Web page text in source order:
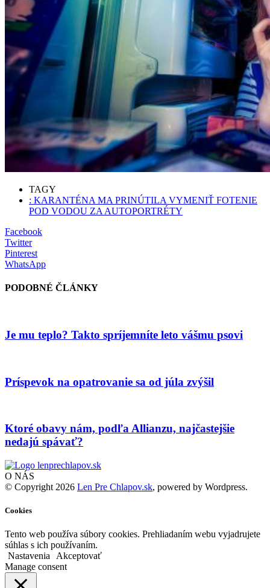
TAGY
: KARANTÉNA MA PRINÚTILA VYMENIŤ FOTENIE
POD VODOU ZA AUTOPORTRÉTY
Facebook
Twitter
Pinterest
WhatsApp
PODOBNÉ ČLÁNKY
Je mu teplo? Takto spríjemníte leto vášmu psovi
Príspevok na opatrovanie sa od júla zvýšil
Ktoré obavy nám, podľa Allianzu, najčastejšie
nedajú spávať?
O NÁS
© Copyright 2026 Len Pre Chlapov.sk, powered by Wordpress.
Cookies
Tento web používa súbory cookies. Prehliadaním webu vyjadrujete
súhlas s ich používaním.
Nastavenia
Akceptovať
Manage consent